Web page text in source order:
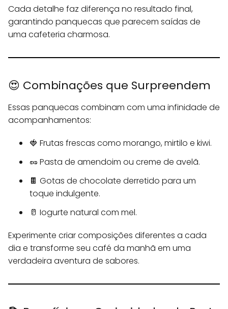
Cada detalhe faz diferença no resultado final,
garantindo panquecas que parecem saídas de
uma cafeteria charmosa.
😍 Combinações que Surpreendem
Essas panquecas combinam com uma infinidade de
acompanhamentos:
🍓 Frutas frescas como morango, mirtilo e kiwi.
🥜 Pasta de amendoim ou creme de avelã.
🍫 Gotas de chocolate derretido para um
toque indulgente.
🥛 Iogurte natural com mel.
Experimente criar composições diferentes a cada
dia e transforme seu café da manhã em uma
verdadeira aventura de sabores.